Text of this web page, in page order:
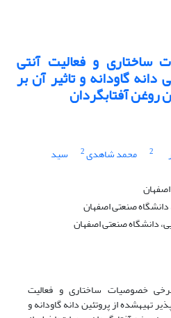
و فعالیت آنتی
دانه گاودانه و تاثیر آن بر
آفتابگردان
2 محمد شاهدی2 سید
دانشگاه صنعتی اصفهان
دانشگاه صنعتی اصفهان
خصوصیات ساختاری و فعالیت
آنتی‎اکسیدانی فیلم زیست‎تخریب‎پذیر تهیه‎شده از پروتئین دانه گاودانه و